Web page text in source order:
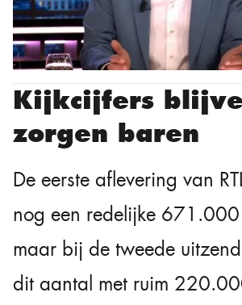
Kijkcijfers
zorgen baren
De eerste aflevering van
nog een redelijke
maar bij de tweede
dit aantal met ruim